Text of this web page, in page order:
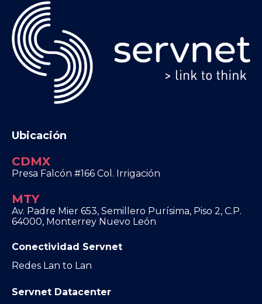
Ubicación
CDMX
Presa Falcón #166 Col. Irrigación
MTY
Av. Padre Mier 653, Semillero Purísima, Piso 2, C.P.
64000, Monterrey Nuevo León
Conectividad Servnet
Redes Lan to Lan
Servnet Datacenter